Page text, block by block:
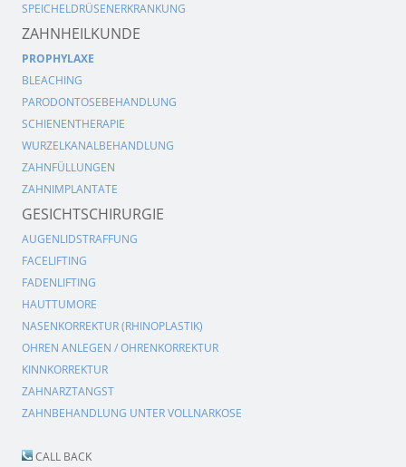
SPEICHELDRÜSENERKRANKUNG
ZAHNHEILKUNDE
PROPHYLAXE
BLEACHING
PARODONTOSEBEHANDLUNG
SCHIENENTHERAPIE
WURZELKANALBEHANDLUNG
ZAHNFÜLLUNGEN
ZAHNIMPLANTATE
GESICHTSCHIRURGIE
AUGENLIDSTRAFFUNG
FACELIFTING
FADENLIFTING
HAUTTUMORE
NASENKORREKTUR (RHINOPLASTIK)
OHREN ANLEGEN / OHRENKORREKTUR
KINNKORREKTUR
ZAHNARZTANGST
ZAHNBEHANDLUNG UNTER VOLLNARKOSE
CALL BACK